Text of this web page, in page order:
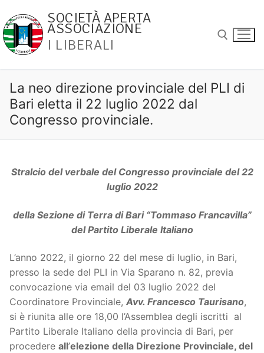
al
contenuto
SOCIETÀ APERTA
ASSOCIAZIONE
I LIBERALI
Cerca:
La neo direzione provinciale del PLI di
Bari eletta il 22 luglio 2022 dal
Congresso provinciale.
Stralcio del verbale del Congresso provinciale del 22
luglio 2022
della Sezione di Terra di Bari “Tommaso Francavilla”
del Partito Liberale Italiano
L’anno 2022, il giorno 22 del mese di luglio, in Bari,
presso la sede del PLI in Via Sparano n. 82, previa
convocazione via email del 03 luglio 2022 del
Coordinatore Provinciale, Avv. Francesco Taurisano,
si è riunita alle ore 18,00 l’Assemblea degli iscritti al
Partito Liberale Italiano della provincia di Bari, per
procedere all’elezione della Direzione Provinciale, del